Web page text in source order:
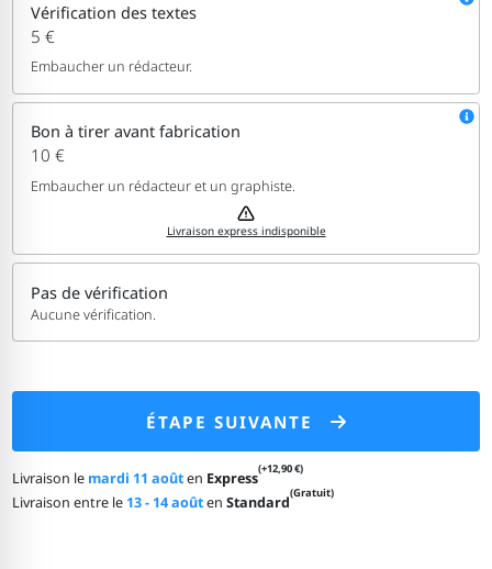
Vérification des textes
5 €
Embaucher un rédacteur.
Bon à tirer avant fabrication
10 €
Embaucher un rédacteur et un graphiste.
Livraison express indisponible
Pas de vérification
Aucune vérification.
ÉTAPE SUIVANTE
Livraison le mardi 11 aoûten Express(+12,90 €)
Livraison entre le 13 - 14 aoûtenStandard(Gratuit)